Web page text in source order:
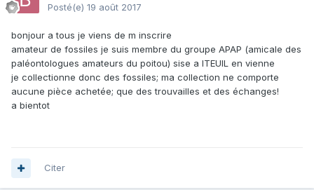
Posté(e) 19 août 2017
bonjour a tous je viens de m inscrire
amateur de fossiles je suis membre du groupe APAP (amicale des
paléontologues amateurs du poitou) sise a ITEUIL en vienne
je collectionne donc des fossiles; ma collection ne comporte
aucune pièce achetée; que des trouvailles et des échanges!
a bientot
Citer